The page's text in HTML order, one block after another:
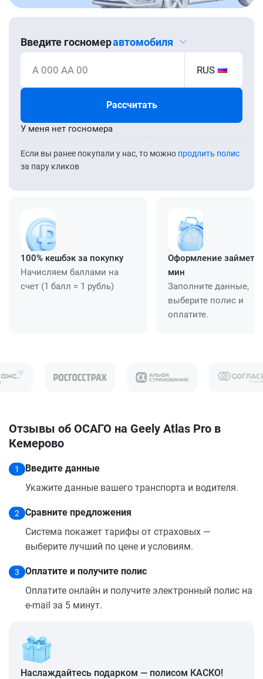
Введите госномеравтомобиля
А 000 АА 00 RUS
Рассчитать
Если вы ранее покупали у нас, то можно продлить полис
за пару кликов
У меня нет госномера
100% кешбэк за покупку
Начисляем баллами на
счет (1 балл = 1 рубль)
Оформление займет
мин
Заполните данные,
выберите полис и
оплатите.
Отзывы об ОСАГО на Geely Atlas Pro в
Кемерово
1
Введите данные
Укажите данные вашего транспорта и водителя.
2
Сравните предложения
Система покажет тарифы от страховых —
выберите лучший по цене и условиям.
3
Оплатите и получите полис
Оплатите онлайн и получите электронный полис на
e-mail за 5 минут.
Наслаждайтесь подарком — полисом КАСКО!